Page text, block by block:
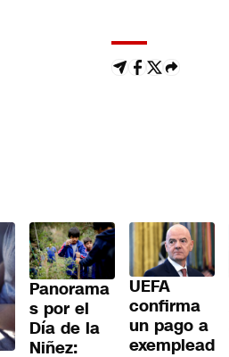
Panorama
s por el
Día de la
Niñez:
UEFA
confirma
un pago a
exemplead